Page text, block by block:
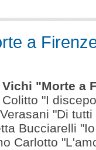
a
"Morte a
"I
"Di
Bucciarelli
Carlotto